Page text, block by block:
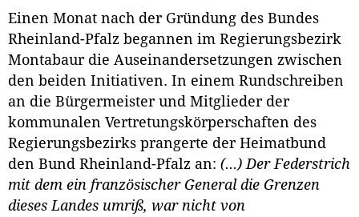
Einen Monat nach der Gründung des Bundes
Rheinland-Pfalz begannen im Regierungsbezirk
Montabaur die Auseinandersetzungen zwischen
den beiden Initiativen. In einem Rundschreiben
an die Bürgermeister und Mitglieder der
kommunalen Vertretungskörperschaften des
Regierungsbezirks prangerte der Heimatbund
den Bund Rheinland-Pfalz an: (...) Der Federstrich
mit dem ein französischer General die Grenzen
dieses Landes umriß, war nicht von